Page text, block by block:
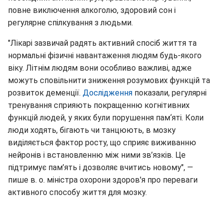
повне виключення алкоголю, здоровий сон і
регулярне спілкування з людьми.
"Лікарі зазвичай радять активний спосіб життя та
нормальні фізичні навантаження людям будь-якого
віку. Літнім людям вони особливо важливі, адже
можуть сповільнити зниження розумових функцій та
розвиток деменції. Дослідження показали, регулярні
тренування сприяють покращенню когнітивних
функцій людей, у яких були порушення пам‘яті. Коли
люди ходять, бігають чи танцюють, в мозку
виділяється фактор росту, що сприяє виживанню
нейронів і встановленню між ними зв’язків. Це
підтримує пам’ять і дозволяє вчитись новому", —
пише в. о. міністра охорони здоров'я про переваги
активного способу життя для мозку.